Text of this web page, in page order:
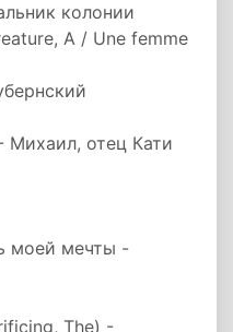
колонии
A / Une femme
Михаил, отец Кати
моей мечты -
The) -